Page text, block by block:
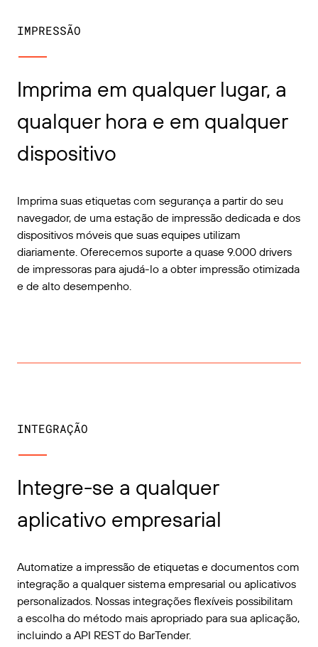
IMPRESSÃO
Imprima em qualquer lugar, a
qualquer hora e em qualquer
dispositivo
Imprima suas etiquetas com segurança a partir do seu
navegador, de uma estação de impressão dedicada e dos
dispositivos móveis que suas equipes utilizam
diariamente. Oferecemos suporte a quase 9.000 drivers
de impressoras para ajudá-lo a obter impressão otimizada
e de alto desempenho.
INTEGRAÇÃO
Integre-se a qualquer
aplicativo empresarial
Automatize a impressão de etiquetas e documentos com
integração a qualquer sistema empresarial ou aplicativos
personalizados. Nossas integrações flexíveis possibilitam
a escolha do método mais apropriado para sua aplicação,
incluindo a API REST do BarTender.